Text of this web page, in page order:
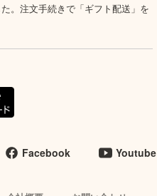
。注文手続きで「ギフト配送」を
Facebook Youtube